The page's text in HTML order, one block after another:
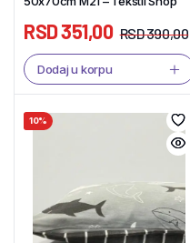
RSD390,00
RSD351,00
Dodaj u korpu
10%